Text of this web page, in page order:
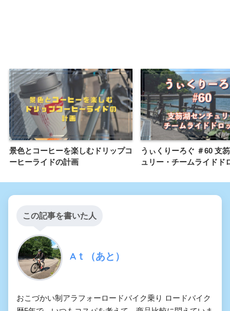
景色とコーヒーを楽しむドリップコ
ーヒーライドの計画
うぃくりーろぐ ＃60 支
ュリー・チームライドド
この記事を書いた人
Aｔ（あと）
おこづかい制アラフォーロードバイク乗り ロードバイク